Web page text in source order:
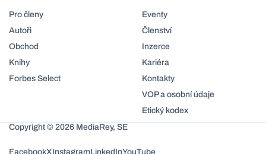
Pro členy
Autoři
Obchod
Knihy
Forbes Select
Eventy
Členství
Inzerce
Kariéra
Kontakty
VOP a osobní údaje
Etický kodex
Copyright © 2026 MediaRey, SE
FacebookXInstagramLinkedInYouTube